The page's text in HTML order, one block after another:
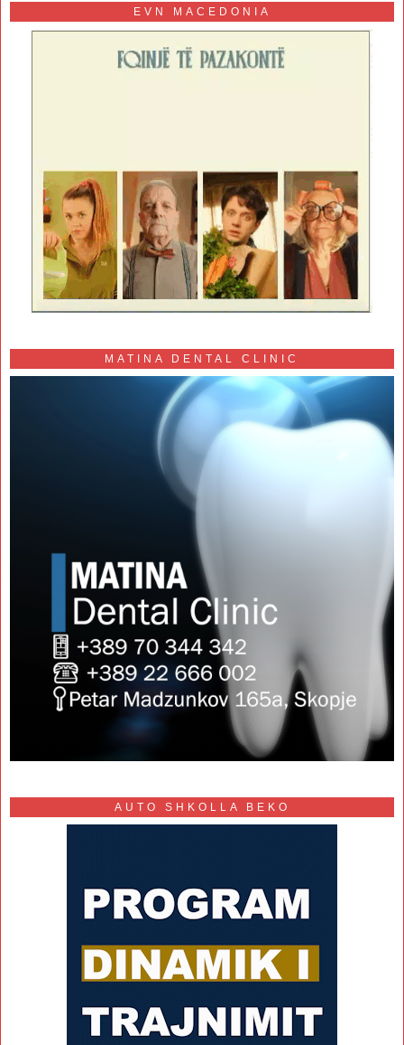
EVN MACEDONIA
MATINA DENTAL CLINIC
AUTO SHKOLLA BEKO